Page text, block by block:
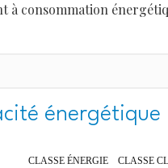
à consommation
énergétique